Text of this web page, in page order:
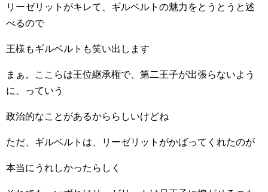
リーゼリットがキレて、ギルベルトの魅力をとうとうと述
べるので
王様もギルベルトも笑い出します
まぁ。ここらは王位継承権で、第二王子が出張らないよう
に、っていう
政治的なことがあるかららしいけどね
ただ、ギルベルトは、リーゼリットがかばってくれたのが
本当にうれしかったらしく